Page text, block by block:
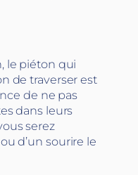
le piéton qui
de traverser est
de ne pas
dans leurs
serez
d’un sourire le